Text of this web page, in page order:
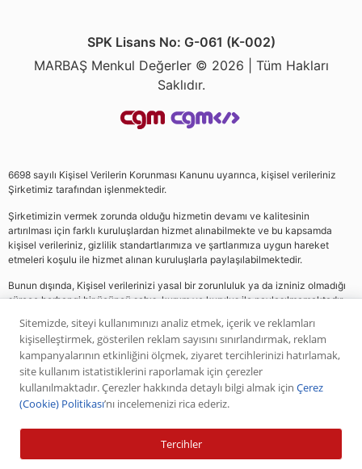
SPK Lisans No: G-061 (K-002)
MARBAŞ Menkul Değerler © 2026 | Tüm Hakları
Saklıdır.
6698 sayılı Kişisel Verilerin Korunması Kanunu uyarınca, kişisel verileriniz
Şirketimiz tarafından işlenmektedir.
Şirketimizin vermek zorunda olduğu hizmetin devamı ve kalitesinin
artırılması için farklı kuruluşlardan hizmet alınabilmekte ve bu kapsamda
kişisel verileriniz, gizlilik standartlarımıza ve şartlarımıza uygun hareket
etmeleri koşulu ile hizmet alınan kuruluşlarla paylaşılabilmektedir.
Bunun dışında, Kişisel verilerinizi yasal bir zorunluluk ya da izniniz olmadığı
sürece herhangi bir üçüncü şahıs, kurum ve kuruluş ile paylaşılmamaktadır.
Web sitemizde yer alan analiz, yorum ve tavsiyeler yatırım danışmanlığı
kapsamında değildir. Bu tavsiyeler genel nitelikte olup, özel olarak sizin mali
durumunuz ile risk ve getiri tercihlerinize uygun olarak hazırlanmamıştır. Bu
nedenle, sadece burada yer alan bilgilere dayanılarak yatırım kararı verilmesi
beklentilerinize uygun sonuçlar doğurmayabilir. Yapılan tüm yorumlar
iyi ve en doğru araştırmaların bütünüyle iyi niyetli bir ürünüdür. Yorumlar ve
Sitemizde, siteyi kullanımınızı analiz etmek, içerik ve reklamları
kişiselleştirmek, gösterilen reklam sayısını sınırlandırmak, reklam
kampanyalarının etkinliğini ölçmek, ziyaret tercihlerinizi hatırlamak,
site kullanım istatistiklerini raporlamak için çerezler
kullanılmaktadır. Çerezler hakkında detaylı bilgi almak için Çerez
(Cookie) Politikası’nı incelemenizi rica ederiz.
Tercihler